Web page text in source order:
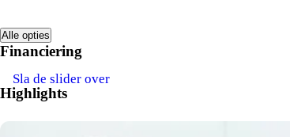
Alle opties
Financiering
Highlights
Sla de slider over